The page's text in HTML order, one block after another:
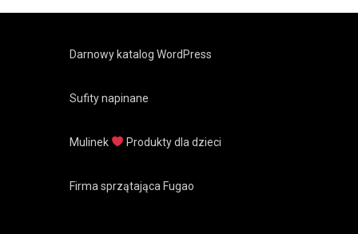
Darnowy katalog WordPress
Sufity napinane
Mulinek Produkty dla dzieci
Firma sprzątająca Fugao